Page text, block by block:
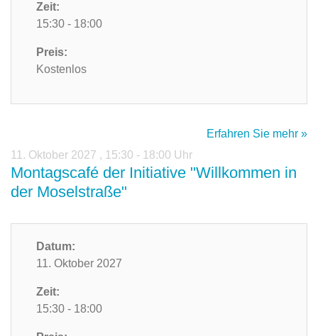
Zeit:
15:30 - 18:00
Preis:
Kostenlos
Erfahren Sie mehr »
11. Oktober 2027 , 15:30 - 18:00 Uhr
Montagscafé der Initiative "Willkommen in
der Moselstraße"
Datum:
11. Oktober 2027
Zeit:
15:30 - 18:00